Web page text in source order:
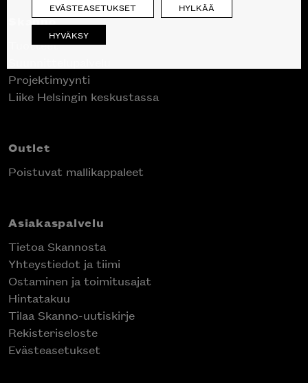
Skanno
Tuotteet
Projektimyynti
Liike Helsingin keskustassa
Outlet
Poistuvat mallikappaleet
Asiakaspalvelu
Tietoa Skannosta
Yhteystiedot ja tiimi
Ostaminen ja toimitusajat
Hintatakuu
Tilaa Skanno-uutiskirje
Rekisteriseloste
Evästeasetukset
EVÄSTEASETUKSET HYLKÄÄ
HYVÄKSY